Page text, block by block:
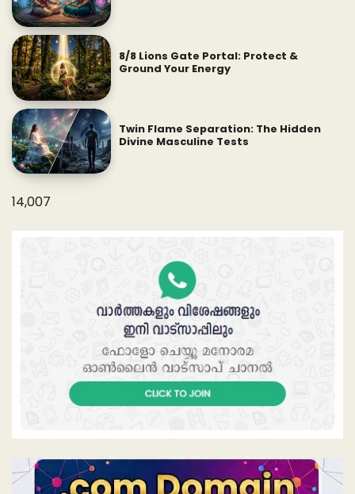
8/8 Lions Gate Portal: Protect &
Ground Your Energy
Twin Flame Separation: The Hidden
Divine Masculine Tests
14,007